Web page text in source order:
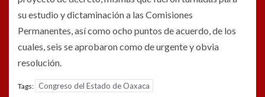
su estudio y dictaminación a las Comisiones
Permanentes, así como ocho puntos de acuerdo, de los
cuales, seis se aprobaron como de urgente y obvia
resolución.
Tags: Congreso del Estado de Oaxaca